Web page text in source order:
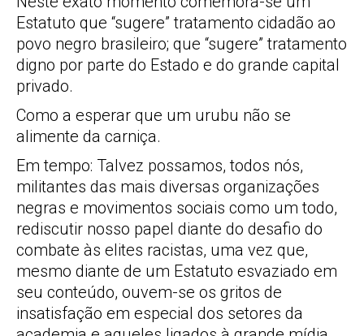
Estatuto que “sugere” tratamento cidadão ao
povo negro brasileiro; que “sugere” tratamento
digno por parte do Estado e do grande capital
privado.
Como a esperar que um urubu não se
alimente da carniça.
Em tempo: Talvez possamos, todos nós,
militantes das mais diversas organizações
negras e movimentos sociais como um todo,
rediscutir nosso papel diante do desafio do
combate às elites racistas, uma vez que,
mesmo diante de um Estatuto esvaziado em
seu conteúdo, ouvem-se os gritos de
insatisfação em especial dos setores da